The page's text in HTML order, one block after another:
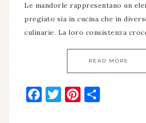
Le mandorle rappresentano un
pregiato sia in cucina che in
culinarie. La loro consistenza
READ MORE
Facebook
Twitter
Pinterest